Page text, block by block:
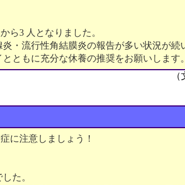
ら3 人となりました。
・流行性角結膜炎の報告が多い状況が続
ともに充分な休養の推奨をお願いします。
に注意しましょう！
た。